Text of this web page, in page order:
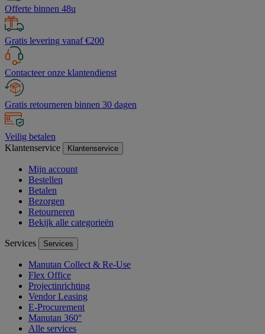
Offerte binnen 48u
Gratis levering vanaf €200
Contacteer onze klantendienst
Gratis retourneren binnen 30 dagen
Veilig betalen
Klantenservice
Klantenservice
Mijn account
Bestellen
Betalen
Bezorgen
Retourneren
Bekijk alle categorieën
Services Services
Manutan Collect & Re-Use
Flex Office
Projectinrichting
Vendor Leasing
E-Procurement
Manutan 360°
Alle services